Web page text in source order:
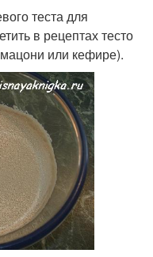
теста для
в рецептах тесто
или кефире).